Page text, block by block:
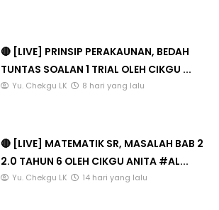
🔴 [LIVE] PRINSIP PERAKAUNAN, BEDAH
TUNTAS SOALAN 1 TRIAL OLEH CIKGU ...
Yu. Chekgu LK 8 hari yang lalu
🔴 [LIVE] MATEMATIK SR, MASALAH BAB 2
2.0 TAHUN 6 OLEH CIKGU ANITA #AL...
Yu. Chekgu LK 14 hari yang lalu